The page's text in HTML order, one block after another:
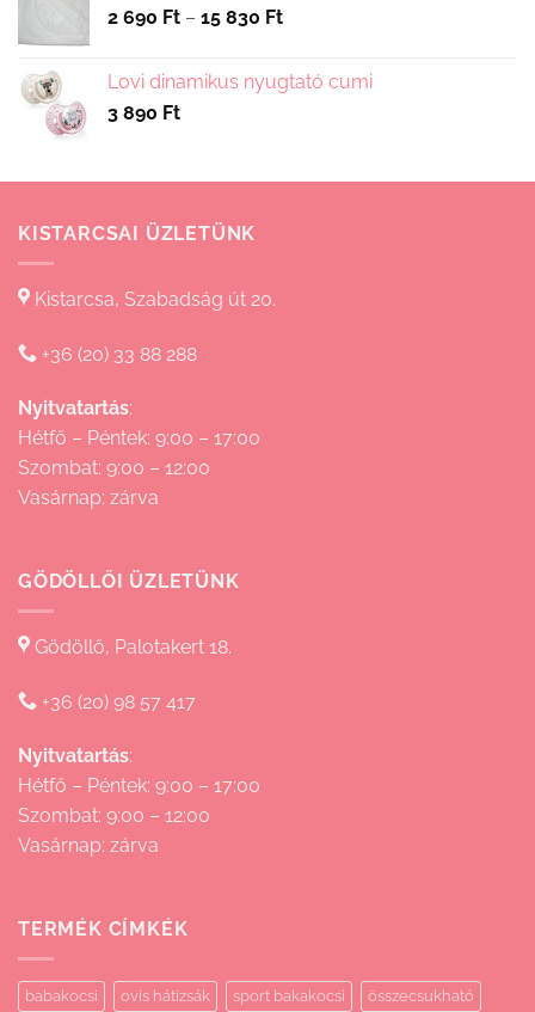
2 690 Ft – 15 830 FtÁrtartomány:
-
Lovi dinamikus nyugtató cumi
3 890 Ft
KISTARCSAI ÜZLETÜNK
Kistarcsa, Szabadság út 20.
+36 (20) 33 88 288
Nyitvatartás:
Hétfő – Péntek: 9:00 – 17:00
Szombat: 9:00 – 12:00
Vasárnap: zárva
GÖDÖLLŐI ÜZLETÜNK
Gödöllő, Palotakert 18.
+36 (20) 98 57 417
Nyitvatartás:
Hétfő – Péntek: 9:00 – 17:00
Szombat: 9:00 – 12:00
Vasárnap: zárva
TERMÉK CÍMKÉK
babakocsi ovis hátizsák sport bakakocsi összecsukható